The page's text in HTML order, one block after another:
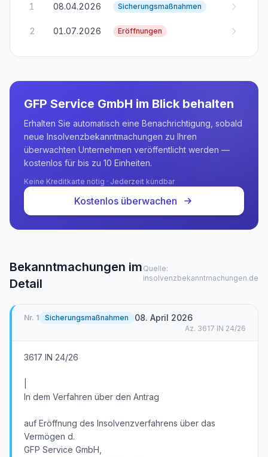
1 08.04.2026 Sicherungsmaßnahmen
2 01.07.2026 Eröffnungen
GFP Service GmbH im Blick behalten
Erhalten Sie automatisch eine Benachrichtigung, sobald
neue Insolvenzbekanntmachungen zu Ihren
überwachten Unternehmen veröffentlicht werden —
kostenlos für bis zu 10 Einheiten.
Keine Kreditkarte nötig · Jederzeit kündbar
Kostenlos überwachen
Bekanntmachungen im
Detail
Quelle:
insolvenzbekanntmachungen.de
Nr. 1 Sicherungsmaßnahmen 08. April 2026
Az. 3617 IN 24/26
3617 IN 24/26
In dem Verfahren über den Antrag
auf Eröffnung des Insolvenzverfahrens über das
Vermögen d.
GFP Service GmbH,